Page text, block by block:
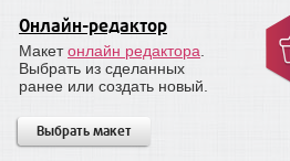
Онлайн-редактор
Макетонлайн редактора
Выбрать из сделанных
ранее или создать новый.
Выбрать макет